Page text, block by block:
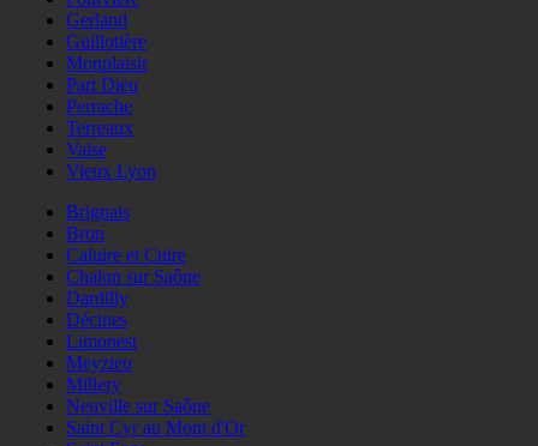
Gerland
Guillotière
Monplaisir
Part Dieu
Perrache
Terreaux
Vaise
Vieux Lyon
Brignais
Bron
Caluire et Cuire
Chalon sur Saône
Dardilly
Décines
Limonest
Meyzieu
Millery
Neuville sur Saône
Saint Cyr au Mont d'Or